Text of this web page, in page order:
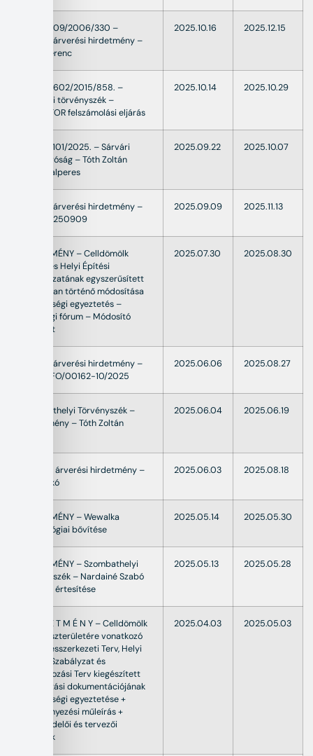
479.V.1309/2006/330 –
Ingatlanárverési hirdetmény –
Kocsi Ferenc
2025.10.16 2025.12.15
38.Fpk.1602/2015/858. –
Fővárosi törvényszék –
QUAESTOR felszámolási eljárás
2025.10.14 2025.10.29
25.P.20.101/2025. – Sárvári
Járásbíróság – Tóth Zoltán
Roland alperes
2025.09.22 2025.10.07
Ingatlanárverési hirdetmény –
301061/250909
2025.09.09 2025.11.13
HIRDETMÉNY – Celldömölk
település Helyi Építési
Szabályzatának egyszerűsített
eljárásban történő módosítása
partnerségi egyeztetés –
lakossági fórum – Módosító
rendelet
2025.07.30 2025.08.30
Ingatlanárverési hirdetmény –
VA/AF-FO/00162-10/2025
2025.06.06 2025.08.27
Szombathelyi Törvényszék –
Hirdetmény – Tóth Zoltán
2025.06.04 2025.06.19
Ingatlan árverési hirdetmény –
Egri Ildikó
2025.06.03 2025.08.18
HIRDETMÉNY – Wewalka
technológiai bővítése
2025.05.14 2025.05.30
HIRDETMÉNY – Szombathelyi
Törvényszék – Nardainé Szabó
Melinda értesítése
2025.05.13 2025.05.28
H I R D E T M É N Y – Celldömölk
4 db részterületére vonatkozó
Településszerkezeti Terv, Helyi
Építési Szabályzat és
Szabályozási Terv kiegészített
módosítási dokumentációjának
partnerségi egyeztetése +
Véleményezési műleírás +
Megrendelői és tervezői
válaszok
2025.04.03 2025.05.03